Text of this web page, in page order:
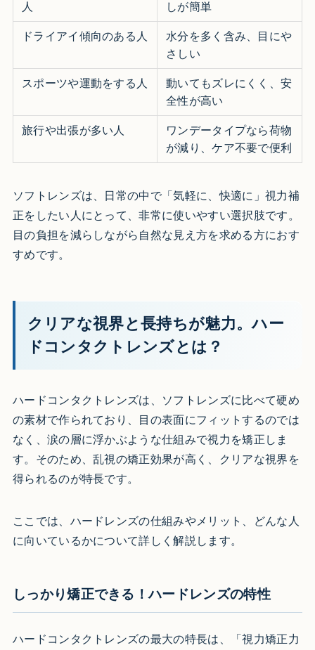
人
しが簡単
ドライアイ傾向のある人
水分を多く含み、目にや
さしい
スポーツや運動をする人
動いてもズレにくく、安
全性が高い
旅行や出張が多い人
ワンデータイプなら荷物
が減り、ケア不要で便利
ソフトレンズは、日常の中で「気軽に、快適に」視力補
正をしたい人にとって、非常に使いやすい選択肢です。
目の負担を減らしながら自然な見え方を求める方におす
すめです。
クリアな視界と長持ちが魅力。ハー
ドコンタクトレンズとは？
ハードコンタクトレンズは、ソフトレンズに比べて硬め
の素材で作られており、目の表面にフィットするのでは
なく、涙の層に浮かぶような仕組みで視力を矯正しま
す。そのため、乱視の矯正効果が高く、クリアな視界を
得られるのが特長です。
ここでは、ハードレンズの仕組みやメリット、どんな人
に向いているかについて詳しく解説します。
しっかり矯正できる！ハードレンズの特性
ハードコンタクトレンズの最大の特長は、「視力矯正力